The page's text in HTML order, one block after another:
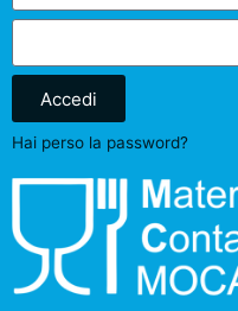
Accedi
Hai perso la password?